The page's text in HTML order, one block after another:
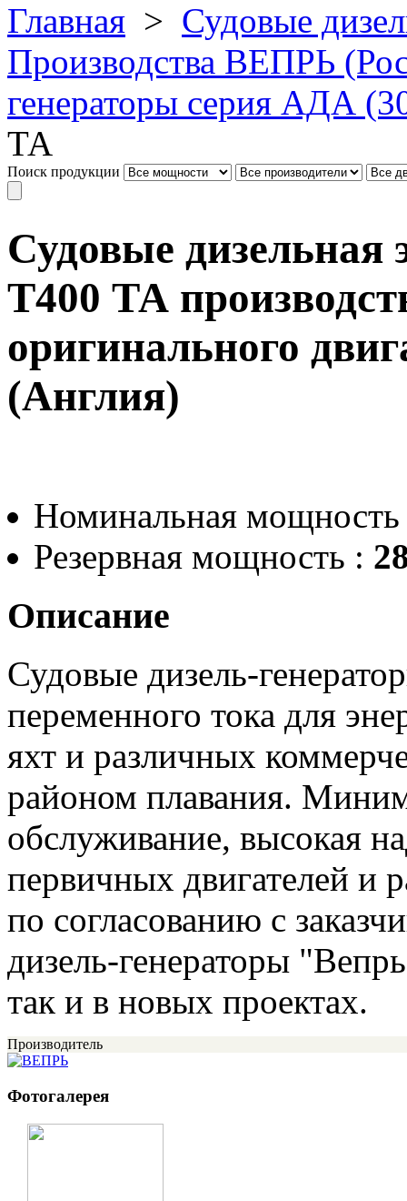
Главная > Судовые
Производства ВЕПРЬ
генераторы серия АДА
ТА
Поиск продукции
Судовые
Т400 ТА
оригинального
(Англия)
Номинальная
Резервная мощность :
Описание
Судовые дизель-
переменного тока для
яхт и различных
районом плавания.
обслуживание, высокая
первичных двигателей и
по согласованию с
дизель-генераторы
так и в новых проектах.
Производитель
Фотогалерея